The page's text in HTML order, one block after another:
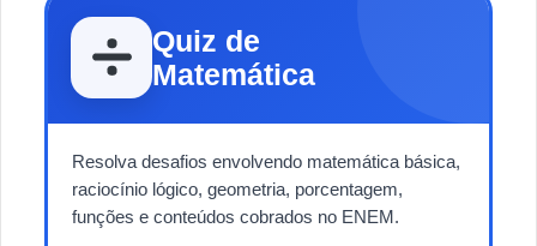
Quiz de
Matemática
Resolva desafios envolvendo matemática básica,
raciocínio lógico, geometria, porcentagem,
funções e conteúdos cobrados no ENEM.